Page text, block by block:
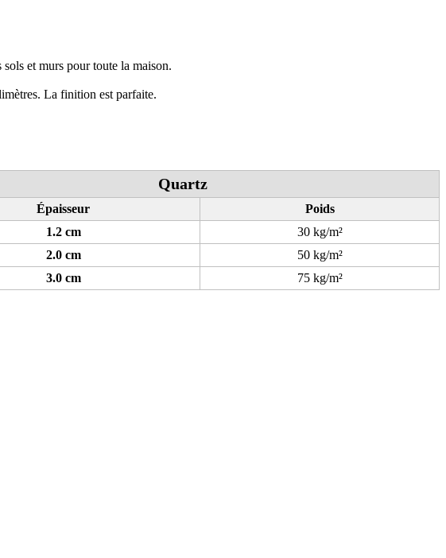
et murs pour toute la maison.
La finition est parfaite.
Quartz
Épaisseur
Poids
1.2 cm
30 kg/m²
2.0 cm
50 kg/m²
3.0 cm
75 kg/m²